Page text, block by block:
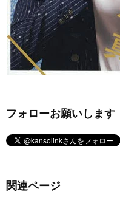
フォローお願いします
関連ページ